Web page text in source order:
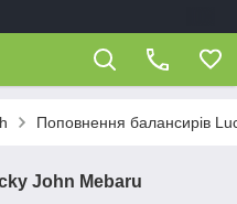
Поповнення балансирів
John Mebaru